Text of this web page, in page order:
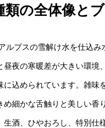
類の全体像と
ルプスの雪解け水を仕込み
夜の寒暖差が大きい環境
込められています。雑味
細かな舌触りと美しい香
酒、ひやおろし、特別仕